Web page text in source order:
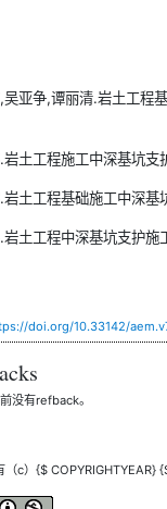
吴亚争,谭丽清.岩土工程
岩土工程施工中深基坑
岩土工程基础施工中深
岩土工程中深基坑支护
doi.org/10.33142/
没有refback。
（c）{$